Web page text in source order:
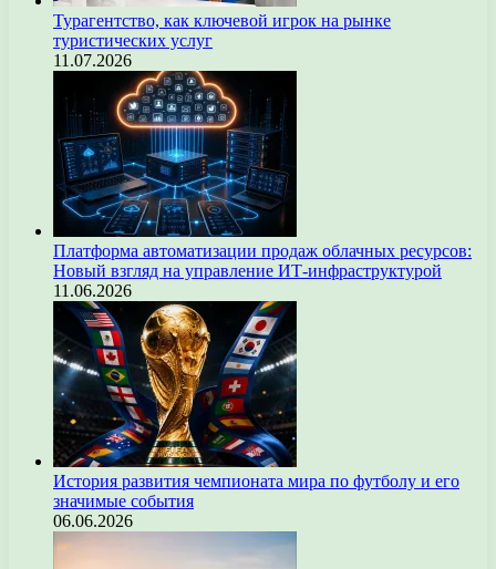
Турагентство, как ключевой игрок на рынке
туристических услуг
11.07.2026
Платформа автоматизации продаж облачных ресурсов:
Новый взгляд на управление ИТ-инфраструктурой
11.06.2026
История развития чемпионата мира по футболу и его
значимые события
06.06.2026